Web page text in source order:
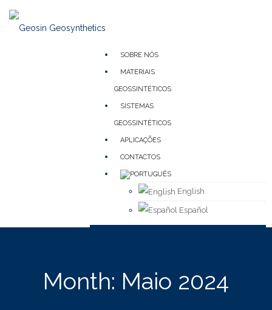
SOBRE NÓS
MATERIAIS
GEOSSINTÉTICOS
SISTEMAS
GEOSSINTÉTICOS
APLICAÇÕES
CONTACTOS
English
Español
Month: Maio 2024